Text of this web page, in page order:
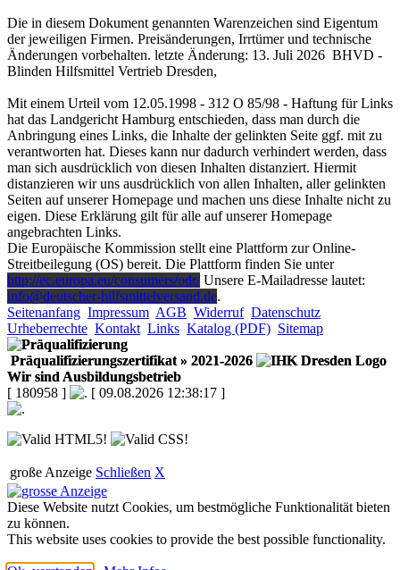
Die in diesem Dokument genannten Warenzeichen sind Eigentum
der jeweiligen Firmen. Preisänderungen, Irrtümer und technische
Änderungen vorbehalten. letzte Änderung: 13. Juli 2026 BHVD -
Blinden Hilfsmittel Vertrieb Dresden,
Mit einem Urteil vom 12.05.1998 - 312 O 85/98 - Haftung für Links
hat das Landgericht Hamburg entschieden, dass man durch die
Anbringung eines Links, die Inhalte der gelinkten Seite ggf. mit zu
verantworten hat. Dieses kann nur dadurch verhindert werden, dass
man sich ausdrücklich von diesen Inhalten distanziert. Hiermit
distanzieren wir uns ausdrücklich von allen Inhalten, aller gelinkten
Seiten auf unserer Homepage und machen uns diese Inhalte nicht zu
eigen. Diese Erklärung gilt für alle auf unserer Homepage
angebrachten Links.
Die Europäische Kommission stellt eine Plattform zur Online-
Streitbeilegung (OS) bereit. Die Plattform finden Sie unter
http://ec.europa.eu/consumers/odr/Unsere E-Mailadresse lautet:
info@deutscher-hilfsmittelversand.de.
Seitenanfang Impressum AGB Widerruf Datenschutz
Urheberrechte Kontakt Links Katalog (PDF) Sitemap
Präqualifizierungszertifikat » 2021-2026
Wir sind Ausbildungsbetrieb
[ 180958 ]
[ 09.08.2026 12:38:17 ]
große Anzeige Schließen X
Diese Website nutzt Cookies, um bestmögliche Funktionalität bieten
zu können.
This website uses cookies to provide the best possible functionality.